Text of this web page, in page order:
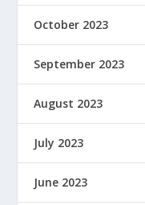
October 2023
September 2023
August 2023
July 2023
June 2023